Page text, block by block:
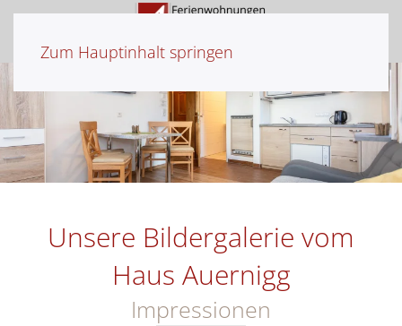
Zum Hauptinhalt springen
Unsere Bildergalerie vom
Haus Auernigg
Impressionen